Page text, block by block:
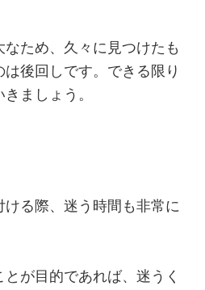
ため、久々に見つけたも
後回しです。できる限り
ましょう。
る際、迷う時間も非常に
が目的であれば、迷うく